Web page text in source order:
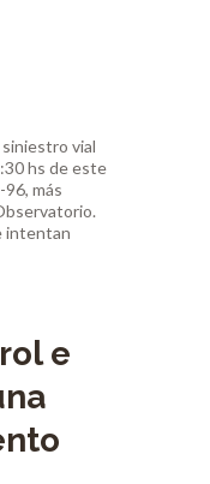
vial
hs de este
más
intentan
e